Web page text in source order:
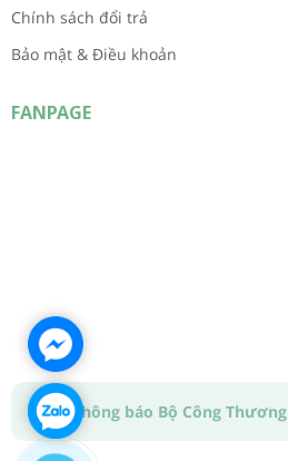
Chính sách đổi trả
Bảo mật & Điều khoản
FANPAGE
✅Đã thông báo Bộ Công Thương